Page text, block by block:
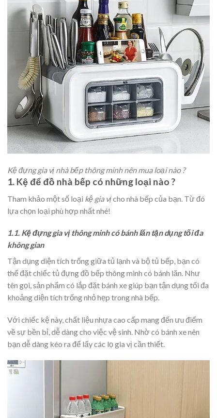
Kệ đựng gia vị nhà bếp thông minh nên mua loại nào ?
1. Kệ để đồ nhà bếp có những loại nào ?
Tham khảo một số loại kệ gia vịcho nhà bếp của bạn. Từ đó
lựa chọn loại phù hợp nhất nhé!
1.1. Kệ đựng gia vị thông minh có bánh lăn tận dụng tối đa
không gian
Tận dụng diện tích trống giữa tủ lạnh và bộ tủ bếp, bạn có
thể đặt chiếc tủ đựng đồ bếp thông minh có bánh lăn. Như
tên gọi, sản phẩm có lắp đặt bánh xe giúp bạn tận dụng tối đa
khoảng diện tích trống nhỏ hẹp trong nhà bếp.
Với chiếc kệ này, chất liệu nhựa cao cấp mang đến ưu điểm
về sự bền bỉ, dễ dàng cho việc vệ sinh. Nhờ có bánh xe nên
bạn dễ dàng kéo ra để lấy các lọ gia vị cần thiết.